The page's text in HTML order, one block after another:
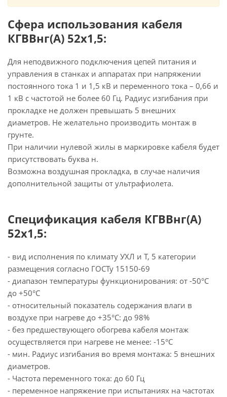
Сфера использования кабеля
КГВВнг(А) 52х1,5:
Для неподвижного подключения цепей питания и
управления в станках и аппаратах при напряжении
постоянного тока 1 и 1,5 кВ и переменного тока – 0,66 и
1 кВ с частотой не более 60 Гц. Радиус изгибания при
прокладке не должен превышать 5 внешних
диаметров. Не желательно производить монтаж в
грунте.
При наличии нулевой жилы в маркировке кабеля будет
присутствовать буква н.
Возможна воздушная прокладка, в случае наличия
дополнительной защиты от ультрафиолета.
Спецификация кабеля КГВВнг(А)
52х1,5:
- вид исполнения по климату УХЛ и Т, 5 категории
размещения согласно ГОСТу 15150-69
- диапазон температуры функционирования: от -50°С
до +50°С
- относительный показатель содержания влаги в
воздухе при нагреве до +35°С: до 98%
- без предшествующего обогрева кабеля монтаж
осуществляется при нагреве не менее: -15°С
- мин. Радиус изгибания во время монтажа: 5 внешних
диаметров.
- Частота переменного тока: до 60 Гц
- переменное напряжение при испытаниях на частотах